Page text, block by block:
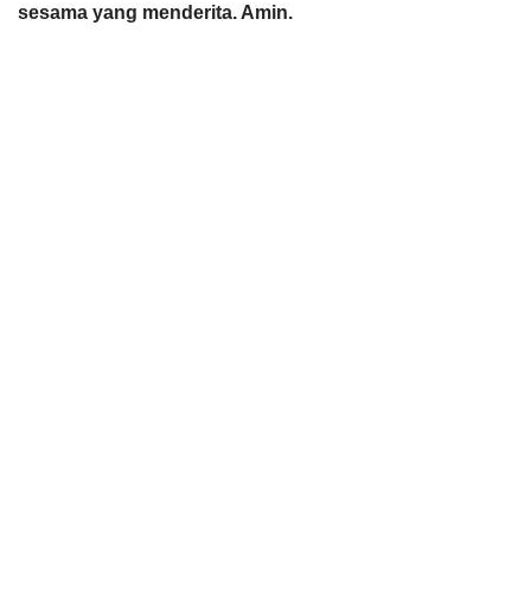
sesama yang menderita. Amin.